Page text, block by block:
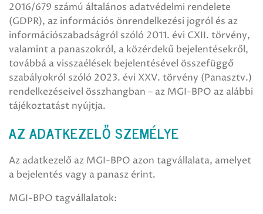
2016/679 számú általános adatvédelmi rendelete
(GDPR), az információs önrendelkezési jogról és az
információszabadságról szóló 2011. évi CXII. törvény,
valamint a panaszokról, a közérdekű bejelentésekről,
továbbá a visszaélések bejelentésével összefüggő
szabályokról szóló 2023. évi XXV. törvény (Panasztv.)
rendelkezéseivel összhangban – az MGI-BPO az alábbi
tájékoztatást nyújtja.
AZ ADATKEZELŐ SZEMÉLYE
Az adatkezelő az MGI-BPO azon tagvállalata, amelyet
a bejelentés vagy a panasz érint.
MGI-BPO tagvállalatok: